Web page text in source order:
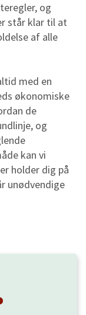
og
står klar til at
af alle
med en
økonomiske
de
og
kan vi
holder dig på
unødvendige